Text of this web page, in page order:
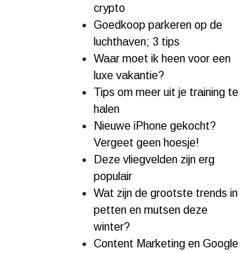
crypto
Goedkoop parkeren op de
luchthaven; 3 tips
Waar moet ik heen voor een
luxe vakantie?
Tips om meer uit je training te
halen
Nieuwe iPhone gekocht?
Vergeet geen hoesje!
Deze vliegvelden zijn erg
populair
Wat zijn de grootste trends in
petten en mutsen deze
winter?
Content Marketing en Google